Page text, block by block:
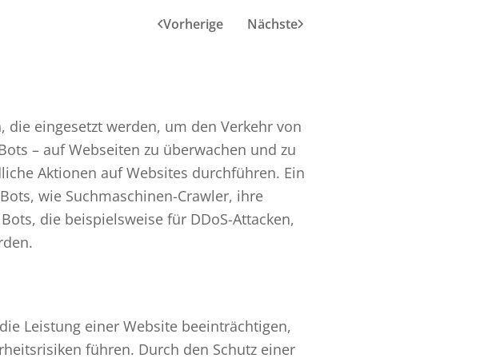
Vorherige Nächste
die eingesetzt werden, um den Verkehr von
– auf Webseiten zu überwachen und zu
Aktionen auf Websites durchführen. Ein
wie Suchmaschinen-Crawler, ihre
die beispielsweise für DDoS-Attacken,
Leistung einer Website beeinträchtigen,
führen. Durch den Schutz einer